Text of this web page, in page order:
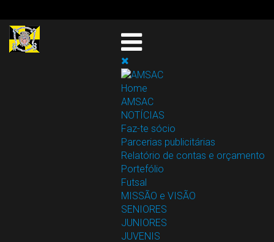
Home
AMSAC
NOTÍCIAS
Faz-te sócio
Parcerias publicitárias
Relatório de contas e orçamento
Portefólio
Futsal
MISSÃO e VISÃO
SENIORES
JUNIORES
JUVENIS